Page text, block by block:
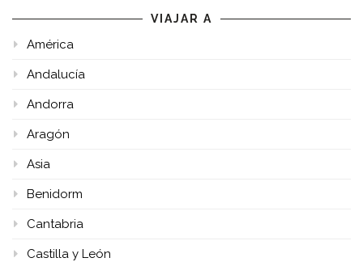
VIAJAR A
América
Andalucía
Andorra
Aragón
Asia
Benidorm
Cantabria
Castilla y León